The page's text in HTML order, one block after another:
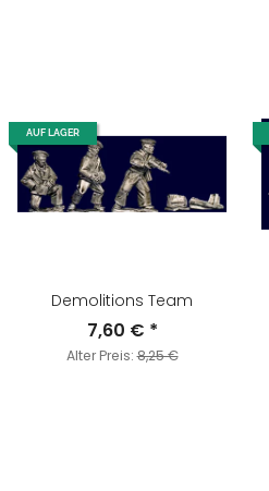
AUF LAGER
Demolitions Team
7,60 € *
Alter Preis:8,25 €